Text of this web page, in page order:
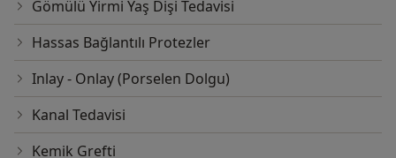
Gömülü Yirmi Yaş Dişi Tedavisi
Hassas Bağlantılı Protezler
Inlay - Onlay (Porselen Dolgu)
Kanal Tedavisi
Kemik Grefti